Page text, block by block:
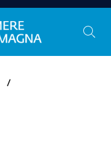
/